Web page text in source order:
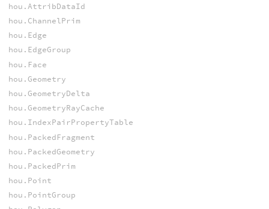
hou.AttribDataId
hou.ChannelPrim
hou.Edge
hou.EdgeGroup
hou.Face
hou.Geometry
hou.GeometryDelta
hou.GeometryRayCache
hou.IndexPairPropertyTable
hou.PackedFragment
hou.PackedGeometry
hou.PackedPrim
hou.Point
hou.PointGroup